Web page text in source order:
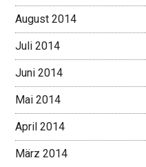
August 2014
Juli 2014
Juni 2014
Mai 2014
April 2014
März 2014